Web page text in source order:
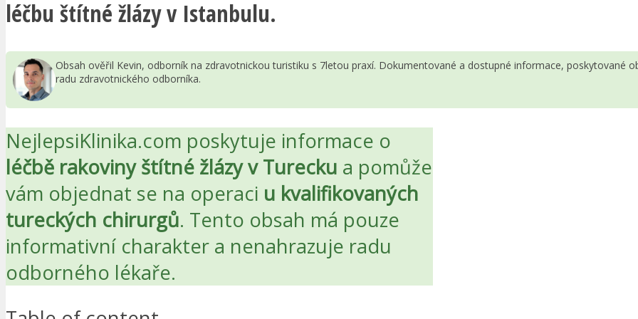
léčbu štítné žlázy v Istanbulu.
Obsah ověřil Kevin, odborník na zdravotnickou turistiku s 7letou praxí. Dokumentované a dostupné informace, poskytované
radu zdravotnického odborníka.
NejlepsiKlinika.com poskytuje informace o
léčbě rakoviny štítné žlázy v Turecku a pomůže
vám objednat se na operaci u kvalifikovaných
tureckých chirurgů. Tento obsah má pouze
informativní charakter a nenahrazuje radu
odborného lékaře.